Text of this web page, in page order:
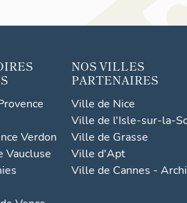
Verdon
Vaucluse
NOS VILLES
PARTENAIRES
Ville de Nice
Ville de l'Isle-sur-la-
Ville de Grasse
Ville d'Apt
Ville de Cannes -